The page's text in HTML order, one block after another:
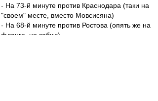
- На 73-й минуте против Краснодара (таки на
"своем" месте, вместо Мовсисяна)
- На 68-й минуте против Ростова (опять же на
фланге, но забил).